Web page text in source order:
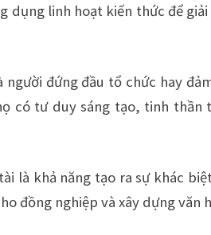
dụng linh hoạt kiến thức để
đứng đầu tổ chức hay
có tư duy sáng tạo, tinh thần
là khả năng tạo ra sự khác
đồng nghiệp và xây dựng văn